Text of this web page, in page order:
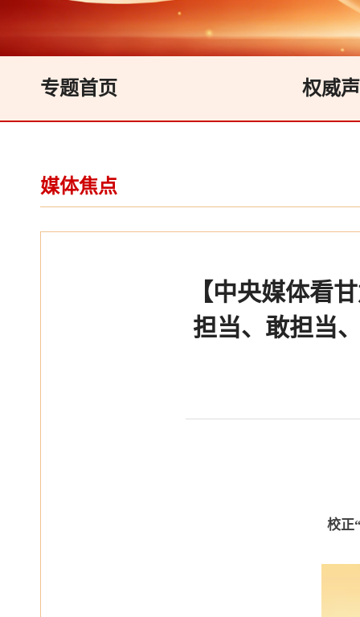
专题首页 权威
媒体焦点
【中央媒体看
担当、敢担当
校正